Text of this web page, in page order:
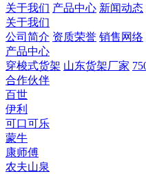
关于我们 产品中心 新闻动态
关于我们
公司简介 资质荣誉 销售网络
产品中心
穿梭式货架 山东货架厂家
合作伙伴
百世
伊利
可口可乐
蒙牛
康师傅
农夫山泉